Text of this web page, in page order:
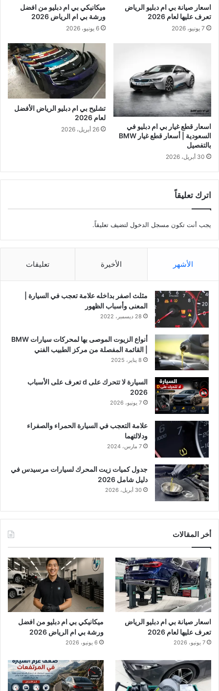
اسعار صيانة بي ام دبليو الرياض
تعرف عليها لعام 2026
7 يونيو، 2026
ميكانيكي بي ام دبليو من افضل
ورشة بي ام الرياض 2026
6 يونيو، 2026
اسعار قطع غيار بي ام دبليو في
السعودية | أسعار قطع غيار BMW
بالتفصيل
30 أبريل، 2026
تشليح بي ام دبليو الرياض الأفضل
لعام 2026
26 أبريل، 2026
اترك تعليقاً
يجب أنت تكون مسجل الدخول لتضيف تعليقاً.
الأشهر الأخيرة تعليقات
مثلث اصفر بداخله علامة تعجب في السيارة |
المعنى وأسباب الظهور
28 ديسمبر، 2022
أنواع الزيوت الموصى بها لمحركات سيارات BMW
| القائمة المفصلة من مركز الطبيب الفني
8 يناير، 2025
السيارة لا تتحرك على d تعرف على الأسباب
2026
7 يونيو، 2026
علامة التعجب في السيارة الحمراء والصفراء
ودلالتهما
7 مارس، 2024
جدول كميات زيت المحرك لسيارات مرسيدس في
دليل شامل 2026
30 أبريل، 2026
أخر المقالات
اسعار صيانة بي ام دبليو الرياض
تعرف عليها لعام 2026
7 يونيو، 2026
ميكانيكي بي ام دبليو من افضل
ورشة بي ام الرياض 2026
6 يونيو، 2026